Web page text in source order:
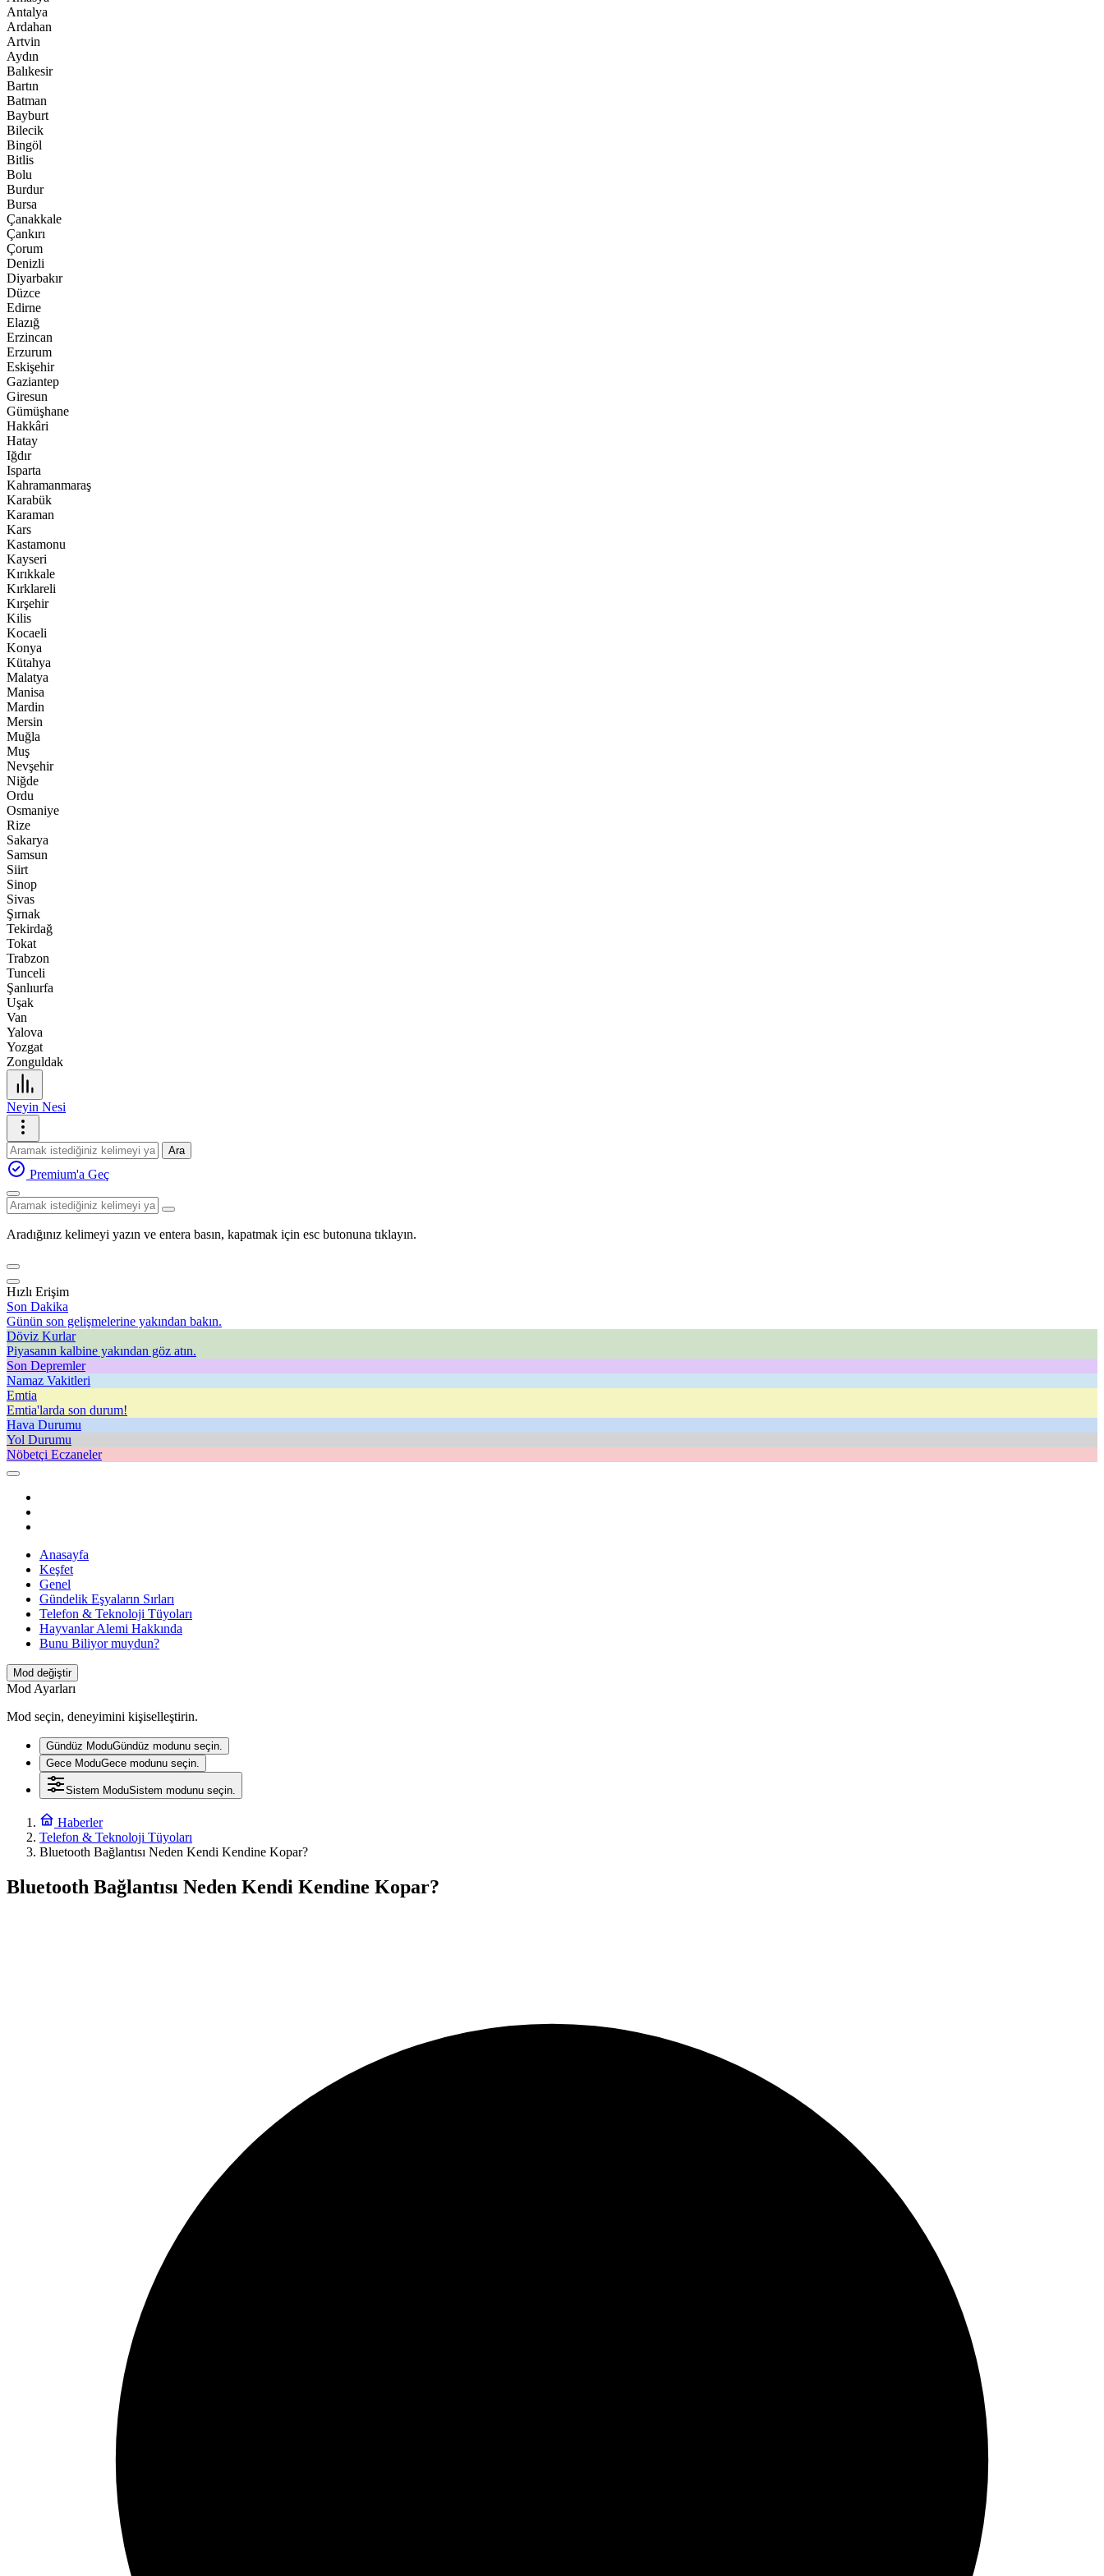
Antalya
Ardahan
Artvin
Aydın
Balıkesir
Bartın
Batman
Bayburt
Bilecik
Bingöl
Bitlis
Bolu
Burdur
Bursa
Çanakkale
Çankırı
Çorum
Denizli
Diyarbakır
Düzce
Edirne
Elazığ
Erzincan
Erzurum
Eskişehir
Gaziantep
Giresun
Gümüşhane
Hakkâri
Hatay
Iğdır
Isparta
Kahramanmaraş
Karabük
Karaman
Kars
Kastamonu
Kayseri
Kırıkkale
Kırklareli
Kırşehir
Kilis
Kocaeli
Konya
Kütahya
Malatya
Manisa
Mardin
Mersin
Muğla
Muş
Nevşehir
Niğde
Ordu
Osmaniye
Rize
Sakarya
Samsun
Siirt
Sinop
Sivas
Şırnak
Tekirdağ
Tokat
Trabzon
Tunceli
Şanlıurfa
Uşak
Van
Yalova
Yozgat
Zonguldak
Neyin Nesi
Ara
Premium'a Geç
Aradığınız kelimeyi yazın ve entera basın, kapatmak için esc butonuna tıklayın.
Hızlı Erişim
Son Dakika
Günün son gelişmelerine yakından bakın.
Döviz Kurlar
Piyasanın kalbine yakından göz atın.
Son Depremler
Namaz Vakitleri
Emtia
Emtia'larda son durum!
Hava Durumu
Yol Durumu
Nöbetçi Eczaneler
Anasayfa
Keşfet
Genel
Gündelik Eşyaların Sırları
Telefon & Teknoloji Tüyoları
Hayvanlar Alemi Hakkında
Bunu Biliyor muydun?
Mod değiştir
Mod Ayarları
Mod seçin, deneyimini kişiselleştirin.
Gündüz ModuGündüz modunu seçin.
Gece ModuGece modunu seçin.
Sistem ModuSistem modunu seçin.
Haberler
Telefon & Teknoloji Tüyoları
Bluetooth Bağlantısı Neden Kendi Kendine Kopar?
Bluetooth Bağlantısı Neden Kendi Kendine Kopar?